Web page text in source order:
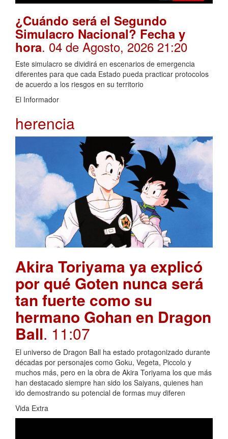
¿Cuándo será el Segundo
Simulacro Nacional? Fecha y
hora. 04 de Agosto, 2026 21:20
Este simulacro se dividirá en escenarios de emergencia
diferentes para que cada Estado pueda practicar protocolos
de acuerdo a los riesgos en su territorio
El Informador
herencia
Akira Toriyama ya explicó
por qué Goten nunca será
tan fuerte como su
hermano Gohan en Dragon
Ball. 11:07
El universo de Dragon Ball ha estado protagonizado durante
décadas por personajes como Goku, Vegeta, Piccolo y
muchos más, pero en la obra de Akira Toriyama los que más
han destacado siempre han sido los Saiyans, quienes han
ido demostrando su potencial de formas muy diferen
Vida Extra